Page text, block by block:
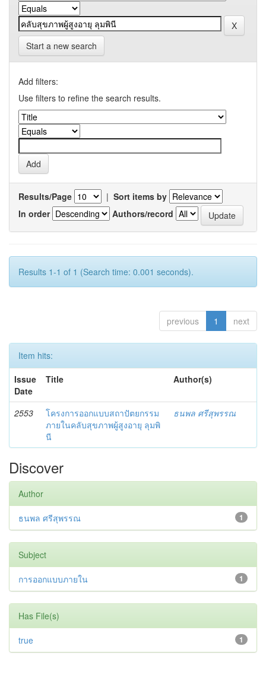
Start a new search
Add filters:
Use filters to refine the search results.
Results/Page | Sort items by
In order
Authors/record
Results 1-1 of 1 (Search time: 0.001 seconds).
previous 1 next
Item hits:
Issue
Date
Title Author(s)
2553
โครงการออกแบบสถาปัตยกรรม
ภายในคลับสุขภาพผู้สูงอายุ ลุมพิ
นี
ธนพล ศรีสุพรรณ
Discover
Author
1
ธนพล ศรีสุพรรณ
Subject
1
การออกแบบภายใน
Has File(s)
1
true